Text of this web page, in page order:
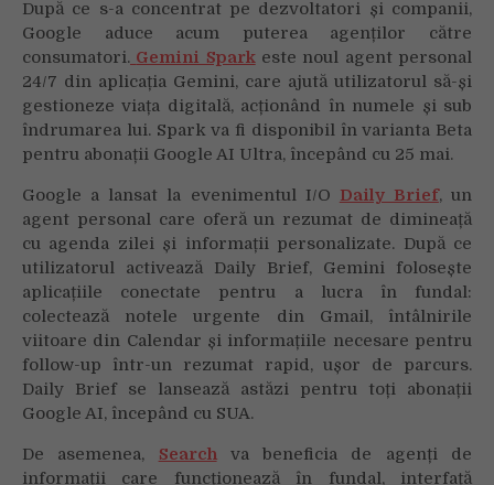
După ce s-a concentrat pe dezvoltatori și companii,
Google aduce acum puterea agenților către
consumatori. Gemini Sparkeste noul agent personal
24/7 din aplicația Gemini, care ajută utilizatorul să-și
gestioneze viața digitală, acționând în numele și sub
îndrumarea lui. Spark va fi disponibil în varianta Beta
pentru abonații Google AI Ultra, începând cu 25 mai.
Google a lansat la evenimentul I/O Daily Brief, un
agent personal care oferă un rezumat de dimineață
cu agenda zilei și informații personalizate. După ce
utilizatorul activează Daily Brief, Gemini folosește
aplicațiile conectate pentru a lucra în fundal:
colectează notele urgente din Gmail, întâlnirile
viitoare din Calendar și informațiile necesare pentru
follow-up într-un rezumat rapid, ușor de parcurs.
Daily Brief se lansează astăzi pentru toți abonații
Google AI, începând cu SUA.
De asemenea, Searchva beneficia de agenți de
informații care funcționează în fundal, interfață